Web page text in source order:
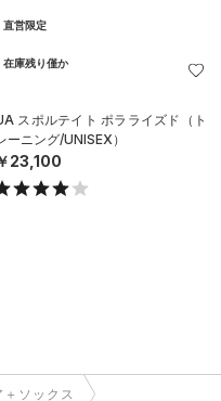
直営限定
在庫残り僅か
スポルテイト ポラライズド（ト
ーニング/UNISEX）
23,100
＋ソックス